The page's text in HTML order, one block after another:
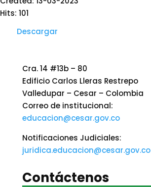
Hits: 101
Descargar
Cra. 14 #13b – 80
Edificio Carlos Lleras Restrepo
Valledupar – Cesar – Colombia
Correo de institucional:
educacion@cesar.gov.co
Notificaciones Judiciales:
juridica.educacion@cesar.gov.co
Contáctenos